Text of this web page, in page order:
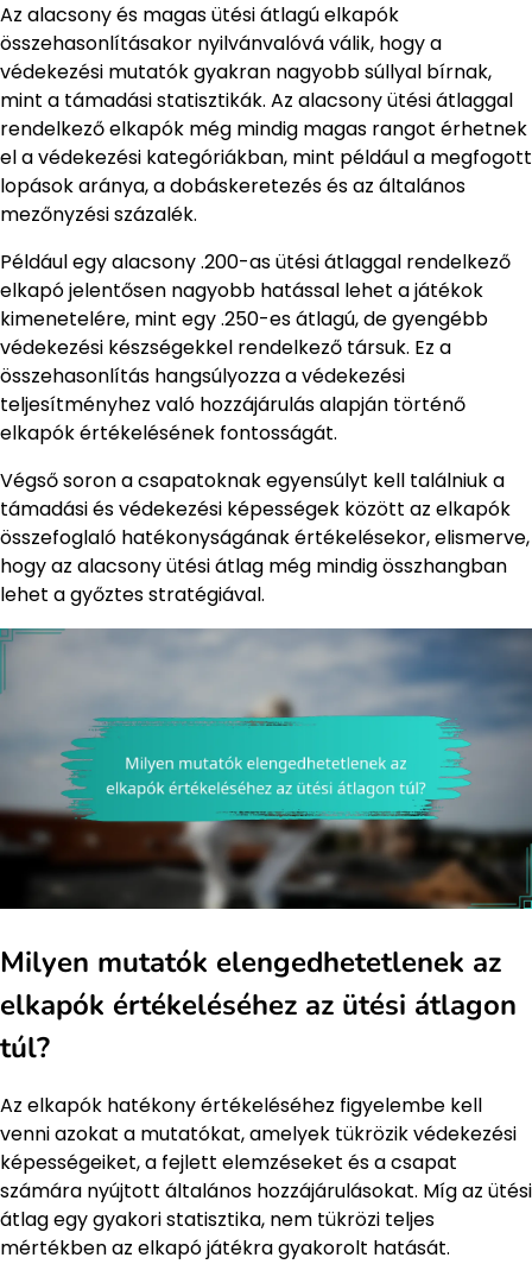
Az alacsony és magas ütési átlagú elkapók
összehasonlításakor nyilvánvalóvá válik, hogy a
védekezési mutatók gyakran nagyobb súllyal bírnak,
mint a támadási statisztikák. Az alacsony ütési átlaggal
rendelkező elkapók még mindig magas rangot érhetnek
el a védekezési kategóriákban, mint például a megfogott
lopások aránya, a dobáskeretezés és az általános
mezőnyzési százalék.
Például egy alacsony .200-as ütési átlaggal rendelkező
elkapó jelentősen nagyobb hatással lehet a játékok
kimenetelére, mint egy .250-es átlagú, de gyengébb
védekezési készségekkel rendelkező társuk. Ez a
összehasonlítás hangsúlyozza a védekezési
teljesítményhez való hozzájárulás alapján történő
elkapók értékelésének fontosságát.
Végső soron a csapatoknak egyensúlyt kell találniuk a
támadási és védekezési képességek között az elkapók
összefoglaló hatékonyságának értékelésekor, elismerve,
hogy az alacsony ütési átlag még mindig összhangban
lehet a győztes stratégiával.
Milyen mutatók elengedhetetlenek az
elkapók értékeléséhez az ütési átlagon
túl?
Az elkapók hatékony értékeléséhez figyelembe kell
venni azokat a mutatókat, amelyek tükrözik védekezési
képességeiket, a fejlett elemzéseket és a csapat
számára nyújtott általános hozzájárulásokat. Míg az ütési
átlag egy gyakori statisztika, nem tükrözi teljes
mértékben az elkapó játékra gyakorolt hatását.